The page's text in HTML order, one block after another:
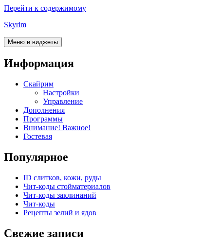
Перейти к содержимому
Skyrim
Меню и виджеты
Информация
Скайрим
Настройки
Управление
Дополнения
Программы
Внимание! Важное!
Гостевая
Популярное
ID слитков, кожи, руды
Чит-коды стойматериалов
Чит-коды заклинаний
Чит-коды
Рецепты зелий и ядов
Свежие записи